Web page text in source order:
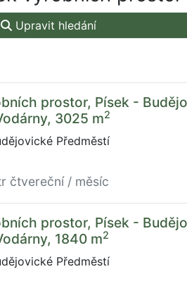
Upravit hledání
prostor, Písek -
3025 m2
Předměstí
čtvereční / měsíc
prostor, Písek -
1840 m2
Předměstí